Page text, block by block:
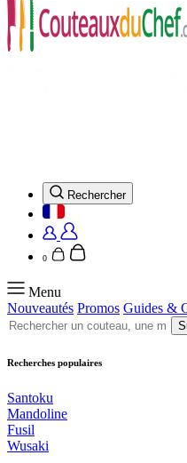
Rechercher
0
Menu
Nouveautés Promos Guides &
Recherches populaires
Santoku
Mandoline
Fusil
Wusaki